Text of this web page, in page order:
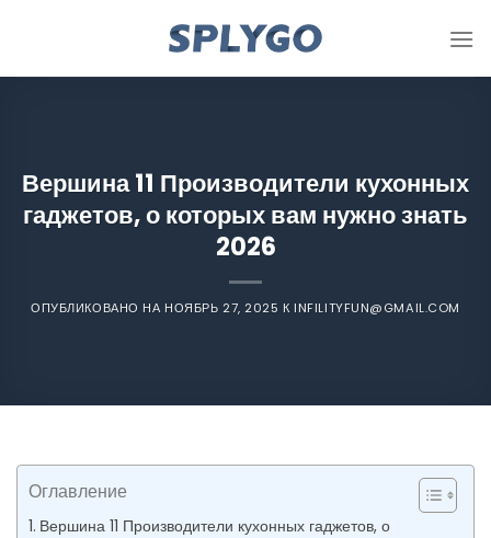
Вершина 11 Производители кухонных
гаджетов, о которых вам нужно знать
2026
ОПУБЛИКОВАНО НА НОЯБРЬ 27, 2025 К INFILITYFUN@GMAIL.COM
Оглавление
Вершина 11 Производители кухонных гаджетов, о